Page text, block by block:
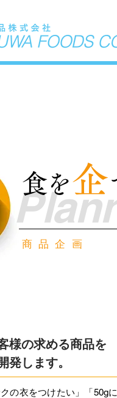
食を企
商品企画
様の求める商品を
発します。
クの衣をつけたい」「50g